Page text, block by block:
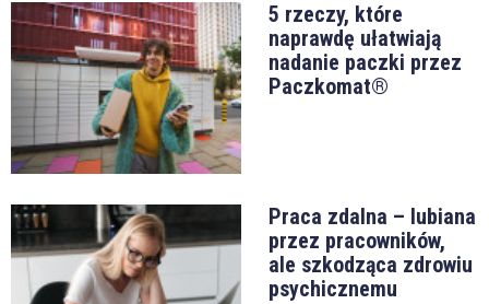
5 rzeczy, które
naprawdę ułatwiają
nadanie paczki przez
Paczkomat®
Praca zdalna – lubiana
przez pracowników,
ale szkodząca zdrowiu
psychicznemu